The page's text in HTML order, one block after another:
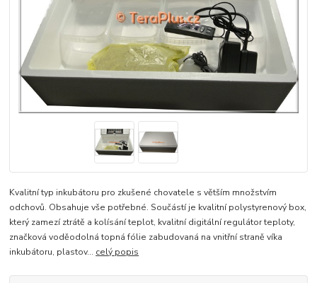
Kvalitní typ inkubátoru pro zkušené chovatele s větším množstvím
odchovů. Obsahuje vše potřebné. Součástí je kvalitní polystyrenový box,
který zamezí ztrátě a kolísání teplot, kvalitní digitální regulátor teploty,
značková voděodolná topná fólie zabudovaná na vnitřní straně víka
inkubátoru, plastov... celý popis